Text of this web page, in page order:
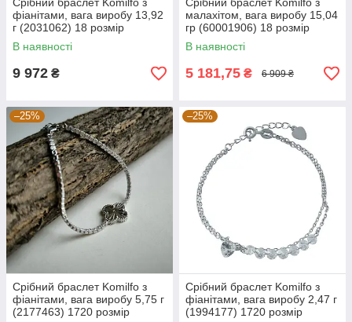
фіанітами, вага виробу 13,92
г (2031062) 18 розмір
В наявності
9 972 ₴
малахітом, вага виробу 15,04
гр (60001906) 18 розмір
В наявності
5 181,75 ₴ 6 909 ₴
–25%
Срібний браслет Komilfo з
фіанітами, вага виробу 5,75 г
(2177463) 1720 розмір
–25%
Срібний браслет Komilfo з
фіанітами, вага виробу 2,47 г
(1994177) 1720 розмір